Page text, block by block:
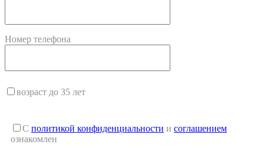
Номер телефона
возраст до 35 лет
С политикой конфиденциальности и соглашением
ознакомлен